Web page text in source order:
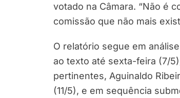
votado na Câmara. “Não é
comissão que não mais
O relatório segue em
ao texto até sexta-feira (7/
pertinentes, Aguinaldo
(11/5), e em sequência